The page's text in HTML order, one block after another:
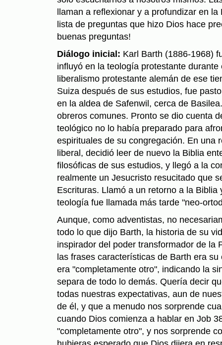
llaman a reflexionar y a profundizar en
lista de preguntas que hizo Dios hace
buenas preguntas!
Diálogo inicial: Karl Barth (1886-1968)
influyó en la teología protestante
liberalismo protestante alemán de ese
Suiza después de sus es­tudios, fue
en la aldea de Safenwil, cerca de
obreros comunes. Pronto se dio cuenta
teológico no lo había preparado para
espirituales de su congregación. En una
liberal, decidió leer de nuevo la Biblia
filosóficas de sus estudios, y llegó a la
realmente un Jesucristo resucitado que
Escrituras. Llamó a un retorno a la Biblia
teología fue llamada más tarde "neo-
Aunque, como adventistas, no
todo lo que dijo Barth, la historia de su
inspirador del poder transformador de la
las frases características de Barth era
era "completamente otro", indicando la
separa de todo lo demás. Quería decir
todas nuestras expectativas, aun de
de él, y que a menudo nos sorprende
cuando Dios comienza a hablar en Job
"completamente otro", y nos sorprende